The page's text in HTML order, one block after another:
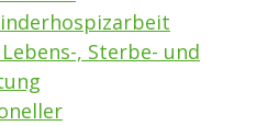
, Sterbe- und